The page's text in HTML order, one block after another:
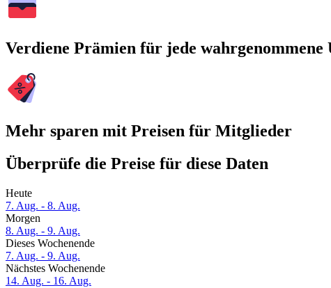
Verdiene Prämien für jede wahrgenommene
Mehr sparen mit Preisen für Mitglieder
Überprüfe die Preise für diese Daten
Heute
7. Aug. - 8. Aug.
Morgen
8. Aug. - 9. Aug.
Dieses Wochenende
7. Aug. - 9. Aug.
Nächstes Wochenende
14. Aug. - 16. Aug.